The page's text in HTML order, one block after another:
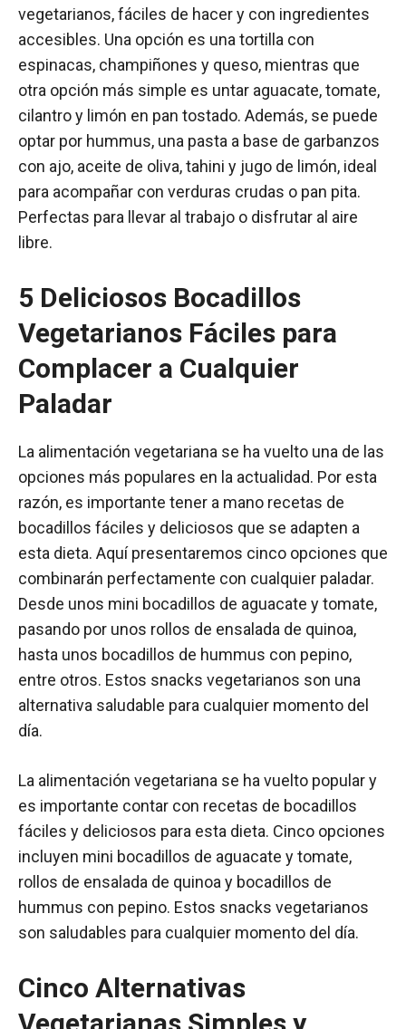
vegetarianos, fáciles de hacer y con ingredientes
accesibles. Una opción es una tortilla con
espinacas, champiñones y queso, mientras que
otra opción más simple es untar aguacate, tomate,
cilantro y limón en pan tostado. Además, se puede
optar por hummus, una pasta a base de garbanzos
con ajo, aceite de oliva, tahini y jugo de limón, ideal
para acompañar con verduras crudas o pan pita.
Perfectas para llevar al trabajo o disfrutar al aire
libre.
5 Deliciosos Bocadillos
Vegetarianos Fáciles para
Complacer a Cualquier
Paladar
La alimentación vegetariana se ha vuelto una de las
opciones más populares en la actualidad. Por esta
razón, es importante tener a mano recetas de
bocadillos fáciles y deliciosos que se adapten a
esta dieta. Aquí presentaremos cinco opciones que
combinarán perfectamente con cualquier paladar.
Desde unos mini bocadillos de aguacate y tomate,
pasando por unos rollos de ensalada de quinoa,
hasta unos bocadillos de hummus con pepino,
entre otros. Estos snacks vegetarianos son una
alternativa saludable para cualquier momento del
día.
La alimentación vegetariana se ha vuelto popular y
es importante contar con recetas de bocadillos
fáciles y deliciosos para esta dieta. Cinco opciones
incluyen mini bocadillos de aguacate y tomate,
rollos de ensalada de quinoa y bocadillos de
hummus con pepino. Estos snacks vegetarianos
son saludables para cualquier momento del día.
Cinco Alternativas